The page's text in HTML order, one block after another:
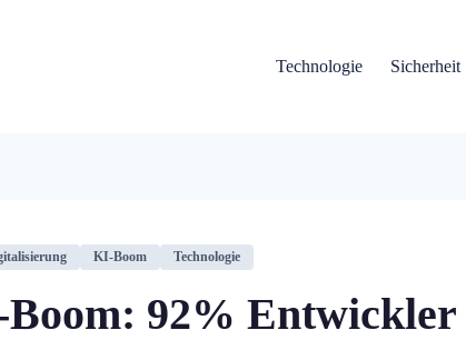
Technologie
Sicherheit
KI-Boom Technologie
92% Entwickler